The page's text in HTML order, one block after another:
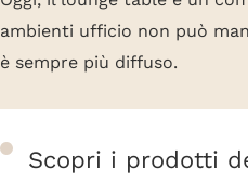
ambienti ufficio non può
è sempre più diffuso.
Scopri i prodotti